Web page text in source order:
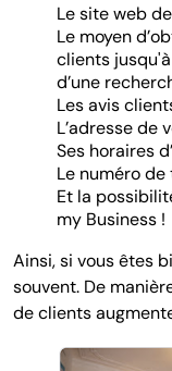
Le site web
Le moyen
clients
d’une
Les avis
L’adresse de
Ses horaires
Le numéro
Et la
my Business !
Ainsi, si vous êtes
souvent. De
de clients